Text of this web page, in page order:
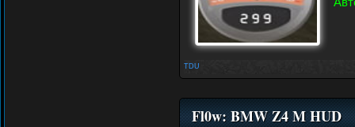
TDU
Fl0w: BMW Z4 M HUD